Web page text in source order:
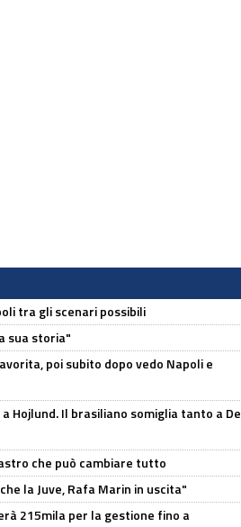
tra gli scenari possibili
sua storia"
poi subito dopo vedo Napoli e
Hojlund. Il brasiliano somiglia tanto a De
che può cambiare tutto
la Juve, Rafa Marin in uscita"
215mila per la gestione fino a